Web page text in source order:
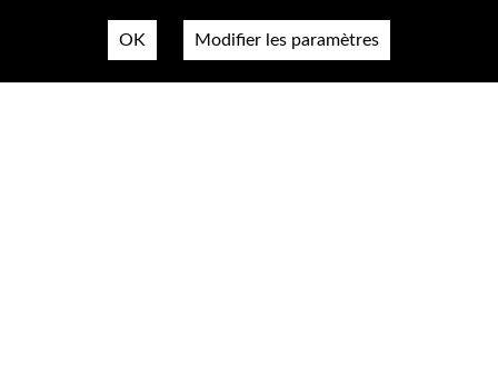
OK Modifier les paramètres